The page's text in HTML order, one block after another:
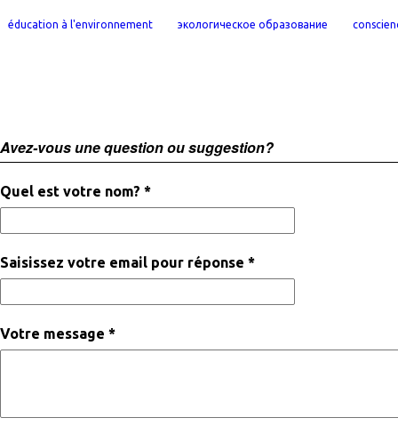
éducation à l'environnement экологическое образование
Avez-vous une question ou suggestion?
Quel est votre nom? *
Saisissez votre email pour réponse *
Votre message *